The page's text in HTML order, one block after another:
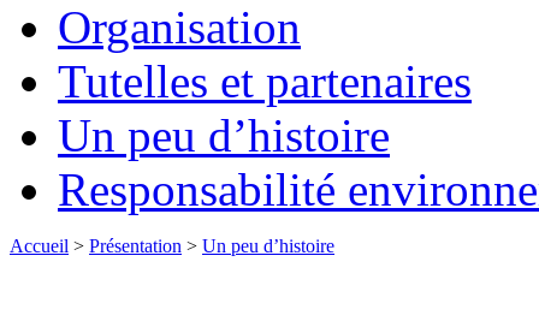
Organisation
Tutelles et partenaires
Un peu d’histoire
Responsabilité
Accueil > Présentation > Un peu d’histoire